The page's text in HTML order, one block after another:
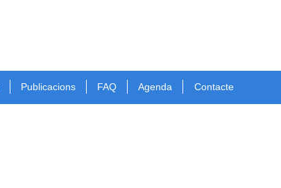
Publicacions FAQ Agenda Contacte